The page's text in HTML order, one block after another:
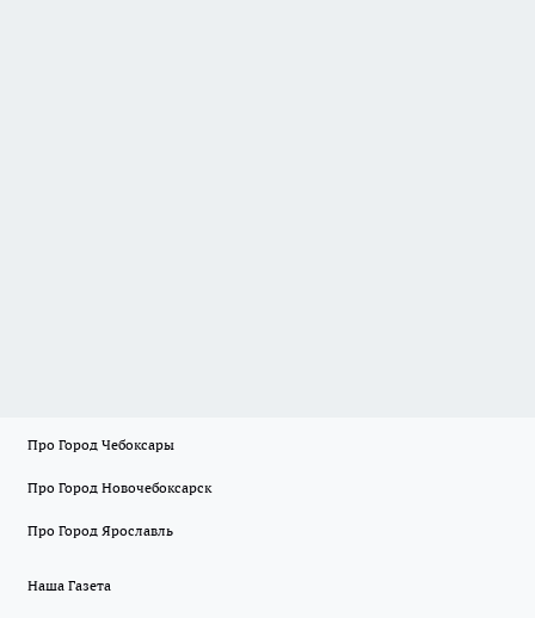
Про Город Чебоксары
Про Город Новочебоксарск
Про Город Ярославль
Наша Газета